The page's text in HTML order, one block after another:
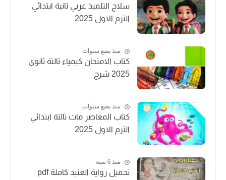
سلاح التلميذ عربي تانية ابتدائي
الترم الاول 2025
منذ بضع سنوات
كتاب الامتحان كيمياء تالتة ثانوي
2025 شرح
منذ بضع سنوات
كتاب المعاصر ماث تالتة ابتدائي
الترم الاول 2025
منذ 6 سنة
تحميل رواية العنيد كاملة pdf